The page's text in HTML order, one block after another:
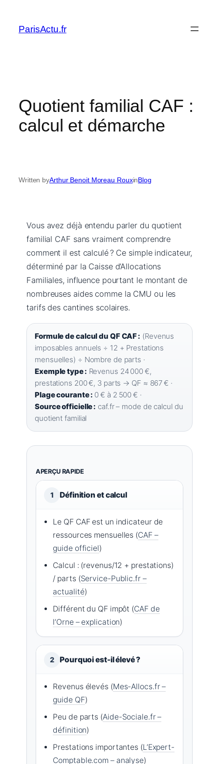
content
ParisActu.fr
Quotient familial CAF :
calcul et démarche
Written byArthur Benoit Moreau RouxinBlog
Vous avez déjà entendu parler du quotient
familial CAF sans vraiment comprendre
comment il est calculé ? Ce simple indicateur,
déterminé par la Caisse d’Allocations
Familiales, influence pourtant le montant de
nombreuses aides comme la CMU ou les
tarifs des cantines scolaires.
Formule de calcul du QF CAF : (Revenus
imposables annuels ÷ 12 + Prestations
mensuelles) ÷ Nombre de parts ·
Exemple type : Revenus 24 000 €,
prestations 200 €, 3 parts → QF ≈ 867 € ·
Plage courante : 0 € à 2 500 € ·
Source officielle : caf.fr – mode de calcul du
quotient familial
APERÇU RAPIDE
1 Définition et calcul
Le QF CAF est un indicateur de
ressources mensuelles (CAF –
guide officiel)
Calcul : (revenus/12 + prestations)
/ parts (Service-Public.fr –
actualité)
Différent du QF impôt (CAF de
l’Orne – explication)
2 Pourquoi est-il élevé ?
Revenus élevés (Mes-Allocs.fr –
guide QF)
Peu de parts (Aide-Sociale.fr –
définition)
Prestations importantes (L’Expert-
Comptable.com – analyse)